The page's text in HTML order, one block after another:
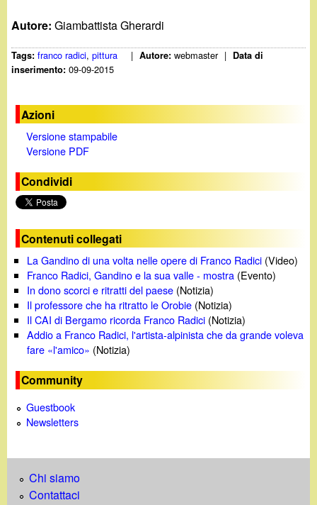
Autore:Giambattista Gherardi
Tags:franco radici,pittura | Autore:webmaster |
Data di
inserimento:09-09-2015
Azioni
Versione stampabile
Versione PDF
Condividi
Contenuti collegati
La Gandino di una volta nelle opere di Franco Radici (Video)
Franco Radici, Gandino e la sua valle - mostra (Evento)
In dono scorci e ritratti del paese (Notizia)
Il professore che ha ritratto le Orobie (Notizia)
Il CAI di Bergamo ricorda Franco Radici (Notizia)
Addio a Franco Radici, l'artista-alpinista che da grande voleva
fare «l'amico» (Notizia)
Community
Guestbook
Newsletters
Chi siamo
Contattaci